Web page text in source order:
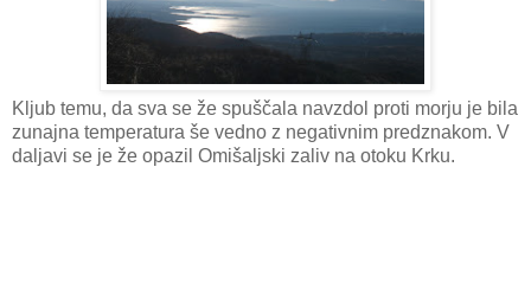
Kljub temu, da sva se že spuščala navzdol proti morju je bila
zunajna temperatura še vedno z negativnim predznakom. V
daljavi se je že opazil Omišaljski zaliv na otoku Krku.